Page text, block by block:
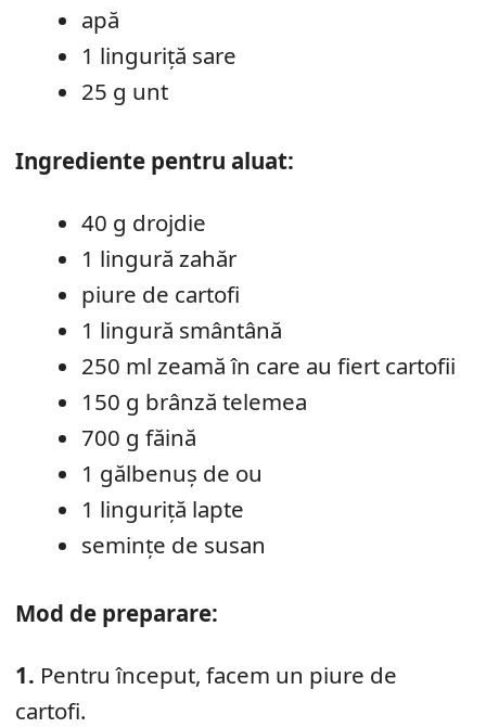
apă
1 linguriță sare
25 g unt
Ingrediente pentru aluat:
40 g drojdie
1 lingură zahăr
piure de cartofi
1 lingură smântână
250 ml zeamă în care au fiert cartofii
150 g brânză telemea
700 g făină
1 gălbenuș de ou
1 linguriță lapte
semințe de susan
Mod de preparare:
1. Pentru început, facem un piure de
cartofi.